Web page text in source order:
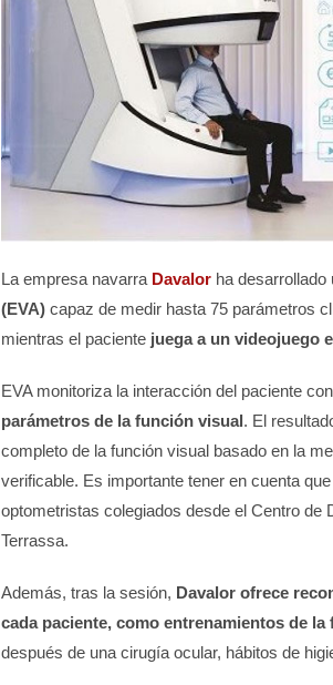
La empresa navarra Davalor ha desarrollado
(EVA)capaz de medir hasta 75 parámetros
mientras el pacientejuega a un videojuego
EVA monitoriza la interacción del paciente
parámetros de la función visual. El
completo de la función visual basado en la
verificable. Es importante tener en cuenta
optometristas colegiados desde el Centro de
Terrassa.
Además, tras la sesión, Davalor ofrece
cada paciente, como entrenamientos de la
después de una cirugía ocular, hábitos de